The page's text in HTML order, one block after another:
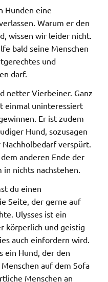
Hunden eine
Warum er den
wissen wir leider nicht.
bald seine Menschen
und
darf.
netter Vierbeiner. Ganz
einmal uninteressiert
Er ist zudem
Hund, sozusagen
verspürt.
anderen Ende der
in nichts nachstehen.
du einen
Seite, der gerne auf
Ulysses ist ein
körperlich und geistig
auch einfordern wird.
ein Hund, der den
auf dem Sofa
Menschen an